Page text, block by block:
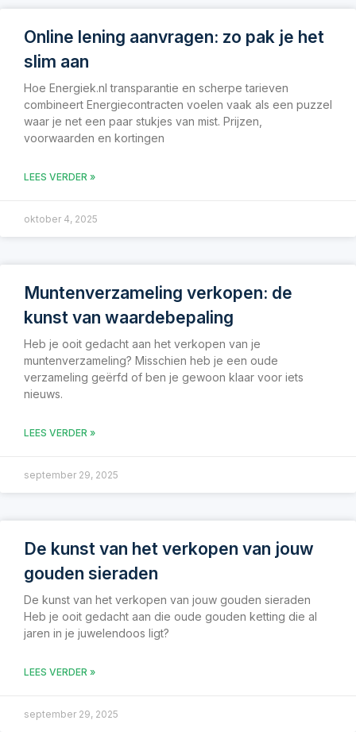
Online lening aanvragen: zo pak je het
slim aan
Hoe Energiek.nl transparantie en scherpe tarieven
combineert Energiecontracten voelen vaak als een puzzel
waar je net een paar stukjes van mist. Prijzen,
voorwaarden en kortingen
LEES VERDER »
oktober 4, 2025
Muntenverzameling verkopen: de
kunst van waardebepaling
Heb je ooit gedacht aan het verkopen van je
muntenverzameling? Misschien heb je een oude
verzameling geërfd of ben je gewoon klaar voor iets
nieuws.
LEES VERDER »
september 29, 2025
De kunst van het verkopen van jouw
gouden sieraden
De kunst van het verkopen van jouw gouden sieraden
Heb je ooit gedacht aan die oude gouden ketting die al
jaren in je juwelendoos ligt?
LEES VERDER »
september 29, 2025